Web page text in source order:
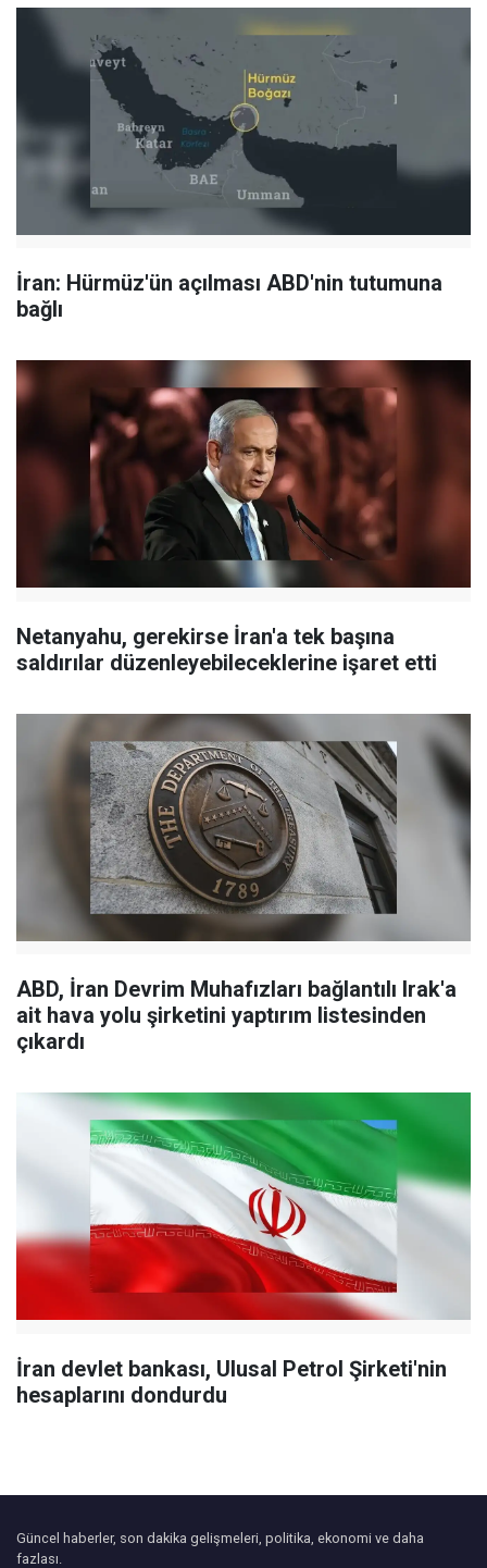
İran: Hürmüz'ün açılması ABD'nin tutumuna
bağlı
Netanyahu, gerekirse İran'a tek başına
saldırılar düzenleyebileceklerine işaret etti
ABD, İran Devrim Muhafızları bağlantılı Irak'a
ait hava yolu şirketini yaptırım listesinden
çıkardı
İran devlet bankası, Ulusal Petrol Şirketi'nin
hesaplarını dondurdu
Güncel haberler, son dakika gelişmeleri, politika, ekonomi ve daha
fazlası.